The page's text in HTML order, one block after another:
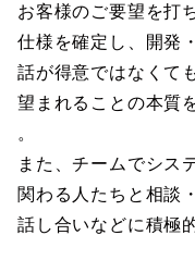
お客様のご要望を打
仕様を確定し、開発
話が得意ではなくて
望まれることの本質
。
また、チームでシス
関わる人たちと相談
話し合いなどに積極